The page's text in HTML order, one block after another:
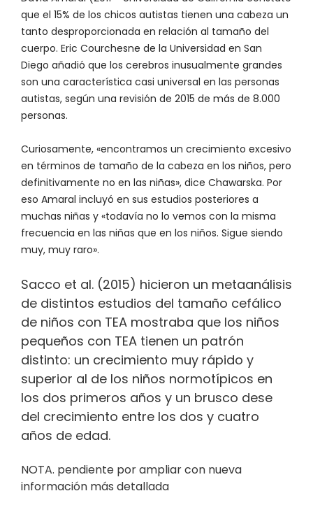
que el 15% de los chicos autistas tienen una cabeza un
tanto desproporcionada en relación al tamaño del
cuerpo. Eric Courchesne de la Universidad en San
Diego añadió que los cerebros inusualmente grandes
son una característica casi universal en las personas
autistas, según una revisión de 2015 de más de 8.000
personas.
Curiosamente, «encontramos un crecimiento excesivo
en términos de tamaño de la cabeza en los niños, pero
definitivamente no en las niñas», dice Chawarska. Por
eso Amaral incluyó en sus estudios posteriores a
muchas niñas y «todavía no lo vemos con la misma
frecuencia en las niñas que en los niños. Sigue siendo
muy, muy raro».
Sacco et al. (2015) hicieron un metaanálisis
de distintos estudios del tamaño cefálico
de niños con TEA mostraba que los niños
pequeños con TEA tienen un patrón
distinto: un crecimiento muy rápido y
superior al de los niños normotípicos en
los dos primeros años y un brusco dese
del crecimiento entre los dos y cuatro
años de edad.
NOTA. pendiente por ampliar con nueva
información más detallada